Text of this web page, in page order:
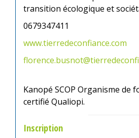
transition écologique et
0679347411
www.tierredeconfiance.com
Kanopé SCOP Organisme de
certifié Qualiopi.
Inscription